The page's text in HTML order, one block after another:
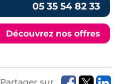
05 35 54 82 33
Découvrez nos offres